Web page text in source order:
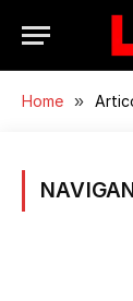
Home »